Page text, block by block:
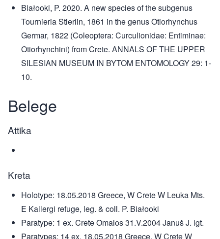
Białooki, P. 2020. A new species of the subgenus
Tournieria Stierlin, 1861 in the genus Otiorhynchus
Germar, 1822 (Coleoptera: Curculionidae: Entiminae:
Otiorhynchini) from Crete. ANNALS OF THE UPPER
SILESIAN MUSEUM IN BYTOM ENTOMOLOGY 29: 1-
10.
Belege
Attika
Kreta
Holotype: 18.05.2018 Greece, W Crete W Leuka Mts.
E Kallergi refuge, leg. & coll. P. Białooki
Paratype: 1 ex. Crete Omalos 31.V.2004 Januš J. lgt.
Paratypes: 14 ex. 18.05.2018 Greece, W Crete W